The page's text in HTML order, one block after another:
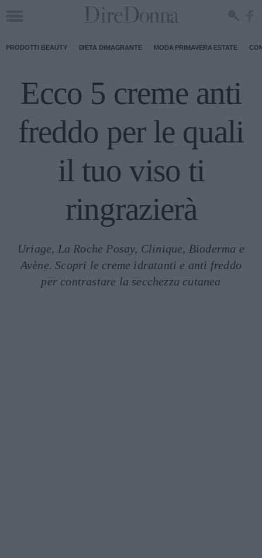
PRODOTTI BEAUTY DIETA DIMAGRANTE MODA PRIMAVERA ESTATE
Ecco 5 creme anti
freddo per le quali
il tuo viso ti
ringrazierà
Uriage, La Roche Posay, Clinique, Bioderma e
Avène. Scopri le creme idratanti e anti freddo
per contrastare la secchezza cutanea